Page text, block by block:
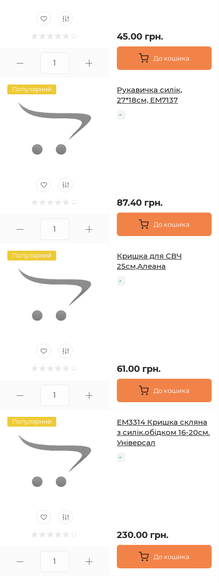
45.00 грн.
До кошика
Популярний
Рукавичка силік,
27*18см, ЕМ7137
87.40 грн.
До кошика
Популярний
Кришка для СВЧ
25см,Алеана
61.00 грн.
До кошика
Популярний
ЕМ3314 Кришка скляна
з силік.обідком 16-20см.
Універсал
230.00 грн.
До кошика